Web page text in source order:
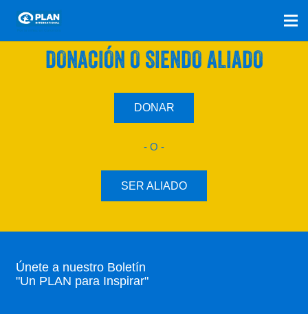
SÚMATE A NUESTRO PLAN CON UNA
DONACIÓN O SIENDO ALIADO
DONAR
- O -
SER ALIADO
Únete a nuestro Boletín
"Un PLAN para Inspirar"